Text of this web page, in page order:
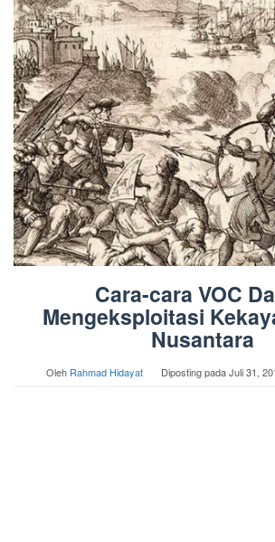
Cara-cara VOC
Mengeksploitasi
Nusantara
Oleh Rahmad Hidayat Diposting padaJuli 31,